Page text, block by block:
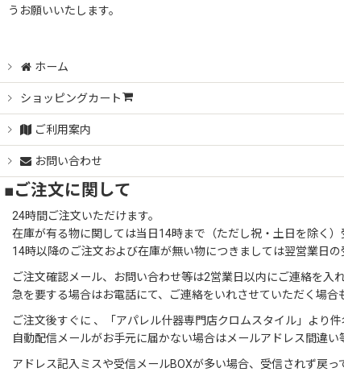
うお願いいたします。
ホーム
ショッピングカート
ご利用案内
お問い合わせ
■ご注文に関して
24時間ご注文いただけます。
在庫が有る物に関しては当日14時まで（ただし祝・土日を除く）
14時以降のご注文および在庫が無い物につきましては翌営業日の
ご注文確認メール、お問い合わせ等は2営業日以内にご連絡を入
急を要する場合はお電話にて、ご連絡をいれさせていただく場合
ご注文後すぐに 、「アパレル什器専門店クロムスタイル」より
自動配信メールがお手元に届かない場合はメールアドレス間違い
アドレス記入ミスや受信メールBOXが多い場合、受信されず戻っ